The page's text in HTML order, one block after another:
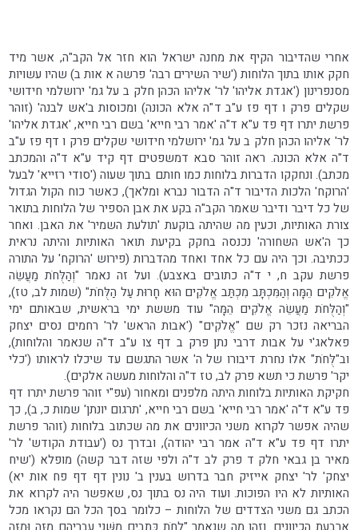
אחרי שהדיבור הקיף את מחנה ישראל הוא חזר אל הקב"ה, אשר מיד
חקק אותו בתוך הלוחות ('שיר השירים רבה' פרשה א אות ב) שהיו עשויות
מסנפרינון ('אגדת אליהו' לר' אליהו הכהן חלק ב על גמ' ירושלמי חידושי
שקלים פרק ו דף פז ע"ב ד"ה אלא הכונה) ומכוסות ב'אש לבנה' (זוהר
פרשת יתרו דף פד ע"א ד"ה 'אמר רבי חייא' בשם רבי חייא, 'אגדת אליהו'
לר' אליהו הכהן חלק ב על גמ' ירושלמי חידושי שקלים פרק ו דף פז ע"ב
ד"ה אלא הכונה. ראה זוהר סבא דמשפטים דף קיד ע"א ד"ה והמכתב
מכתב). ונחקקו הדברות בלוחות כמו חותם בתוך שעוה ('סודי רזייא' לבעל
'הרוקח' הלכות הדיבור ד"ה הדבור נברא ומלאך), כאשר כוח הקול הגדול
של כל דיבר ודיבר שאמר הקב"ה בקע את אבן הספיר של הלוחות בתואר
צורת האותיות, וכעין מה שהיתה בוקעת 'תולעת השמיר' את האבן. ואחר
כך ה'אש השחורה' נכנסה בחקק בקיעת תואר האותיות והיתה נראית
ככתיבה. וכך היה עם כל אחד ואחד מהדברות (פירוש 'הרוקח' על התורה
פרשת עקב ח, י ד"ה כתובים באצבע). ועל זה נאמר "וְהַלֻּחֹת מַעֲשֵׂה
אֱלֹקִים הֵמָּה וְהַמִּכְתָּב מִכְתַּב אֱלֹקִים הוּא חָרוּת עַל הַלֻּחֹת" (שמות לב, טז),
"וְהַלֻּחֹת מַעֲשֵׂה אֱלֹקִים הֵמָּה" עוד מששת ימי בראשית, שבאותם ימי
הבריאה נזכר רק שם "אֱלֹקִים" ('אבות הראש' לר' רחמים נסים יצחק
פאלאג'י על אבות דרבי נתן פרק ב דף צו ע"ב ד"ה שנאמר והלוחות),
וב"לֻּחֹת" אלו נחרת דיבורו של ה' אשר התגשם עד שיכלו לראותו ('כלי
יקר' פרשת כי תשא פרק לב, טז ד"ה והלוחות מעשה אלקים).
חקיקת האותיות בלוחות היתה מלפנים ומאחור (עפ"י זוהר פרשת יתרו דף
פד ע"א ד"ה 'אמר רבי חייא' בשם רבי חייא, 'תרגום יונתן' שמות כ, ב), כך
שהיה אפשר לקרוא משני הכיוונים את מה שכתוב בלוחות (זוהר פרשת
יתרו דף פד ע"א ד"ה אמר רבי יהודה), ובדרך נס ('עבודת הקודש' לר'
מאיר בן גבאי חלק ד פרק לב ד"ה ולפי שזה דבר קשה) מופלא ('שיח
יצחק' לר' יצחק אייזיק חבר בדרוש בענין ב' נונין דף דף פח אות יא)
האותיות לא היו הפוכות. ועוד היה נס בתוך נס, שאפשר היה לקרוא את
הכתב גם משני הצדדים של הלוחות – כלומר בסך הכל הם נקראו מכל